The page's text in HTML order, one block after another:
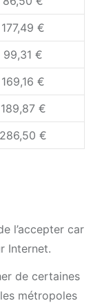
177,49 €
99,31 €
169,16 €
189,87 €
286,50 €
l’accepter car
Internet.
de certaines
métropoles